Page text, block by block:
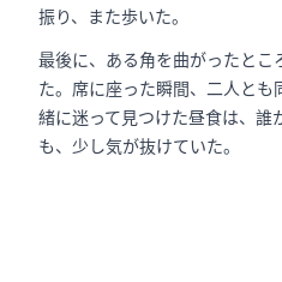
振り、また歩いた。
最後に、ある角を曲がったとこ
た。席に座った瞬間、二人と
緒に迷って見つけた昼食は、誰
も、少し気が抜けていた。